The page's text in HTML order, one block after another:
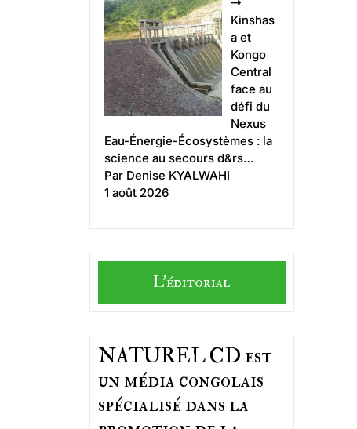
Kinshas
a et
Kongo
Central
face au
défi du
Nexus
Eau-Énergie-Écosystèmes : la
science au secours d&rs…
Par Denise KYALWAHI
1 août 2026
L'éditorial
NATUREL CD est
un média congolais
spécialisé dans la